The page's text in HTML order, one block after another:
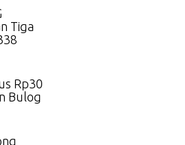
Tiga
Rp30
Bulog